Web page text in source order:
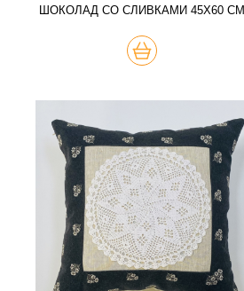
ШОКОЛАД СО СЛИВКАМИ 45Х60 СМ
КУПИТЬ